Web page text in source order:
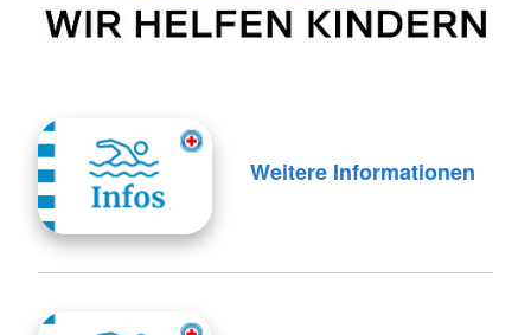
Weitere Informationen